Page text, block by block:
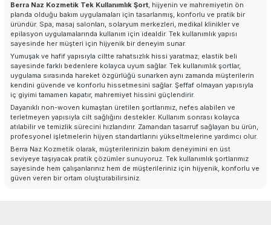
Köpük Torbası
Sedye Yatakları
Tüm Ürünler
İletişim
Berra Naz Kozmetik Tek Kullanımlık Şort, hijyenin ve mahremiyetin ön
planda olduğu bakım uygulamaları için tasarlanmış, konforlu ve pratik bir
üründür. Spa, masaj salonları, solaryum merkezleri, medikal klinikler ve
epilasyon uygulamalarında kullanım için idealdir. Tek kullanımlık yapısı
sayesinde her müşteri için hijyenik bir deneyim sunar.
Yumuşak ve hafif yapısıyla ciltte rahatsızlık hissi yaratmaz; elastik beli
sayesinde farklı bedenlere kolayca uyum sağlar. Tek kullanımlık şortlar,
uygulama sırasında hareket özgürlüğü sunarken aynı zamanda müşterilerin
kendini güvende ve konforlu hissetmesini sağlar. Şeffaf olmayan yapısıyla
iç giyimi tamamen kapatır, mahremiyet hissini güçlendirir.
Dayanıklı non-woven kumaştan üretilen şortlarımız, nefes alabilen ve
terletmeyen yapısıyla cilt sağlığını destekler. Kullanım sonrası kolayca
atılabilir ve temizlik sürecini hızlandırır. Zamandan tasarruf sağlayan bu ürün,
profesyonel işletmelerin hijyen standartlarını yükseltmelerine yardımcı olur.
Berra Naz Kozmetik olarak, müşterilerinizin bakım deneyimini en üst
seviyeye taşıyacak pratik çözümler sunuyoruz. Tek kullanımlık şortlarımız
sayesinde hem çalışanlarınız hem de müşterileriniz için hijyenik, konforlu ve
güven veren bir ortam oluşturabilirsiniz.